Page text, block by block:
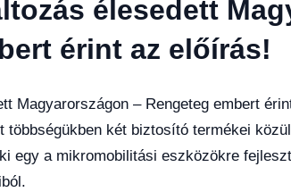
,
élesedett
érint az előírás!
Magyarországon – Rengeteg embert
többségükben két biztosító termékei
egy a mikromobilitási eszközökre